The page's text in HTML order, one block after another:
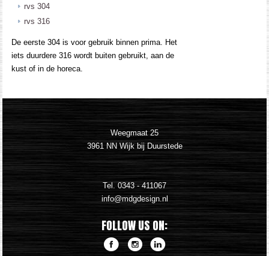
rvs 304
rvs 316
De eerste 304 is voor gebruik binnen prima. Het
iets duurdere 316 wordt buiten gebruikt, aan de
kust of in de horeca.
Weegmaat 25
3961 NN Wijk bij Duurstede
Tel.0343 - 411067
FOLLOW US ON: